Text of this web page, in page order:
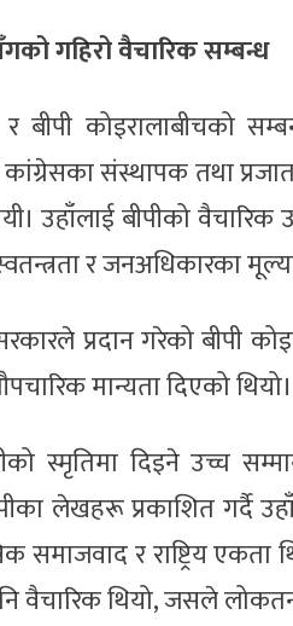
गहिरो वैचारिक सम्बन्ध
बीपी कोइरालाबीचको
संस्थापक तथा
उहाँलाई बीपीको वैचारिक
र जनअधिकारका
प्रदान गरेको बीपी
मान्यता दिएको थियो।
स्मृतिमा दिइने उच्च
लेखहरू प्रकाशित गर्दै
समाजवाद र राष्ट्रिय
वैचारिक थियो, जसले